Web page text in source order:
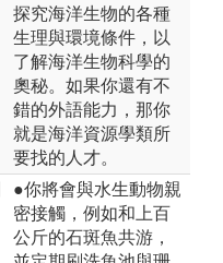
探究海洋生物的各種
生理與環境條件，以
了解海洋生物科學的
奧秘。如果你還有不
錯的外語能力，那你
就是海洋資源學類所
要找的人才。
●你將會與水生動物親
密接觸，例如和上百
公斤的石斑魚共游，